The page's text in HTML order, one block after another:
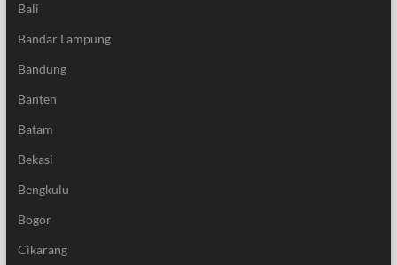
Bali
Bandar Lampung
Bandung
Banten
Batam
Bekasi
Bengkulu
Bogor
Cikarang